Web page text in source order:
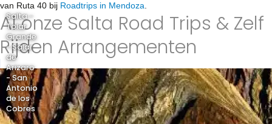
van Ruta 40 bij Roadtrips in Mendoza
Al onze Salta Road Trips & Zelf
Rijden Arrangementen
Salta -
Tolar
Grande
- Salar
de
Arizaro
- San
Antonio
de los
Cobres